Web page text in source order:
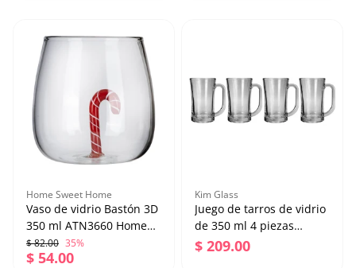
700 ml HB
Precio regular
$ 57.00
Agregar al carrito Agregar al carrito
Home Sweet Home
Vaso de vidrio Bastón 3D
350 ml ATN3660 Home
Sweet Home
Precio regular
$ 82.00 35%
Precio de venta
$ 54.00
Kim Glass
Juego de tarros de vidrio
de 350 ml 4 piezas
MS1232/4-1GB LINCOLN
Precio regular
$ 209.00